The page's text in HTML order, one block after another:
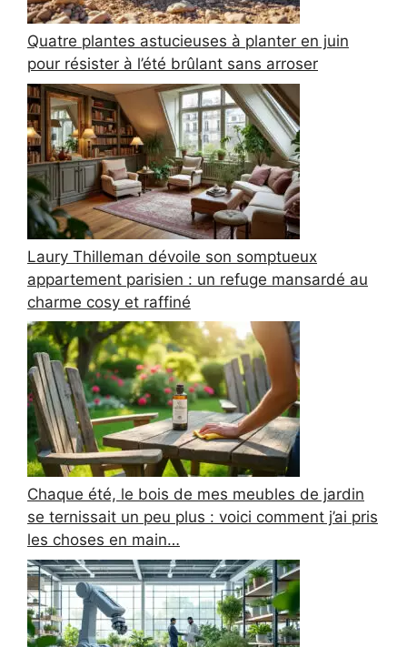
Quatre plantes astucieuses à planter en juin
pour résister à l’été brûlant sans arroser
Laury Thilleman dévoile son somptueux
appartement parisien : un refuge mansardé au
charme cosy et raffiné
Chaque été, le bois de mes meubles de jardin
se ternissait un peu plus : voici comment j’ai pris
les choses en main…